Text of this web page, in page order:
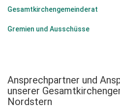
Gesamtkirchengemeinderat
Gremien und Ausschüsse
Ansprechpartner und
unserer
Nordstern